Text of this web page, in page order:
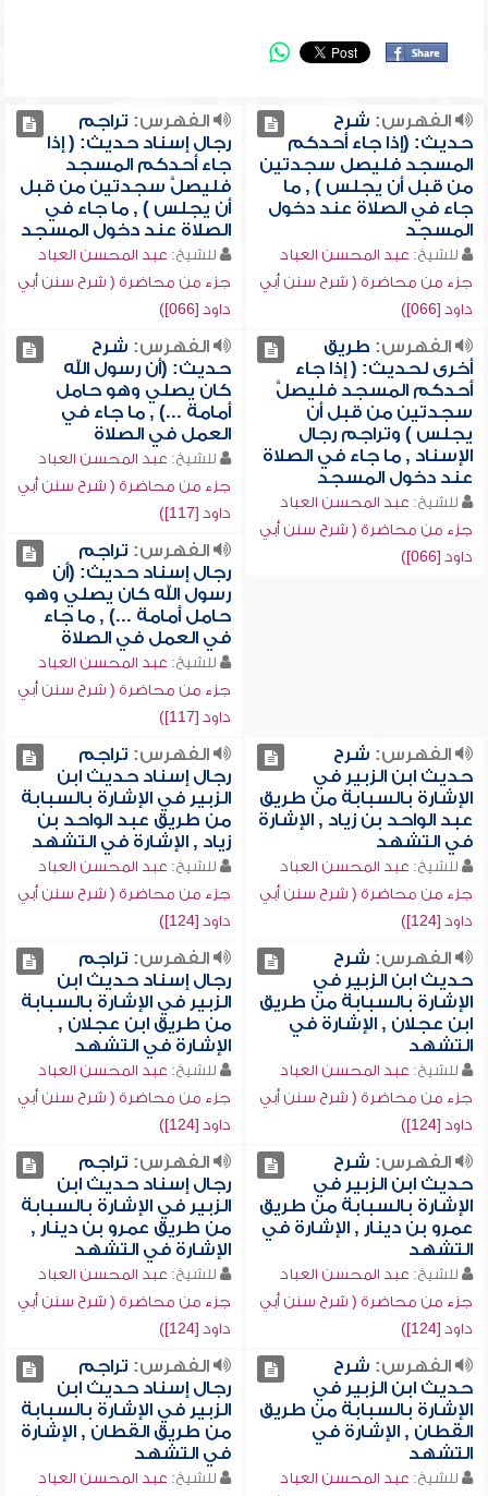
الفهرس: شرح
حديث: (إذا جاء أحدكم
المسجد فليصل سجدتين
من قبل أن يجلس ) , ما
جاء في الصلاة عند دخول
المسجد
للشيخ: عبد المحسن العباد
جزء من محاضرة ( شرح سنن أبي
داود [066])
الفهرس: تراجم
رجال إسناد حديث: ( إذا
جاء أحدكم المسجد
فليصلَّ سجدتين من قبل
أن يجلس ) , ما جاء في
الصلاة عند دخول المسجد
للشيخ: عبد المحسن العباد
جزء من محاضرة ( شرح سنن أبي
داود [066])
الفهرس: طريق
أخرى لحديث: ( إذا جاء
أحدكم المسجد فليصلَّ
سجدتين من قبل أن
يجلس ) وتراجم رجال
الإسناد , ما جاء في الصلاة
عند دخول المسجد
للشيخ: عبد المحسن العباد
جزء من محاضرة ( شرح سنن أبي
داود [066])
الفهرس: شرح
حديث: (أن رسول الله
كان يصلي وهو حامل
أمامة ...) , ما جاء في
العمل في الصلاة
للشيخ: عبد المحسن العباد
جزء من محاضرة ( شرح سنن أبي
داود [117])
الفهرس: تراجم
رجال إسناد حديث: (أن
رسول الله كان يصلي وهو
حامل أمامة ...) , ما جاء
في العمل في الصلاة
للشيخ: عبد المحسن العباد
جزء من محاضرة ( شرح سنن أبي
داود [117])
الفهرس: شرح
حديث ابن الزبير في
الإشارة بالسبابة من طريق
عبد الواحد بن زياد , الإشارة
في التشهد
للشيخ: عبد المحسن العباد
جزء من محاضرة ( شرح سنن أبي
داود [124])
الفهرس: تراجم
رجال إسناد حديث ابن
الزبير في الإشارة بالسبابة
من طريق عبد الواحد بن
زياد , الإشارة في التشهد
للشيخ: عبد المحسن العباد
جزء من محاضرة ( شرح سنن أبي
داود [124])
الفهرس: شرح
حديث ابن الزبير في
الإشارة بالسبابة من طريق
ابن عجلان , الإشارة في
التشهد
للشيخ: عبد المحسن العباد
جزء من محاضرة ( شرح سنن أبي
داود [124])
الفهرس: تراجم
رجال إسناد حديث ابن
الزبير في الإشارة بالسبابة
من طريق ابن عجلان ,
الإشارة في التشهد
للشيخ: عبد المحسن العباد
جزء من محاضرة ( شرح سنن أبي
داود [124])
الفهرس: شرح
حديث ابن الزبير في
الإشارة بالسبابة من طريق
عمرو بن دينار , الإشارة في
التشهد
للشيخ: عبد المحسن العباد
جزء من محاضرة ( شرح سنن أبي
داود [124])
الفهرس: تراجم
رجال إسناد حديث ابن
الزبير في الإشارة بالسبابة
من طريق عمرو بن دينار ,
الإشارة في التشهد
للشيخ: عبد المحسن العباد
جزء من محاضرة ( شرح سنن أبي
داود [124])
الفهرس: شرح
حديث ابن الزبير في
الإشارة بالسبابة من طريق
القطان , الإشارة في
التشهد
للشيخ: عبد المحسن العباد
الفهرس: تراجم
رجال إسناد حديث ابن
الزبير في الإشارة بالسبابة
من طريق القطان , الإشارة
في التشهد
للشيخ: عبد المحسن العباد